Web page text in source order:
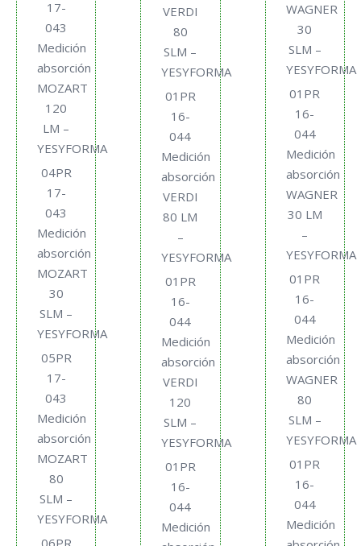
17-
043
Medición
absorción
MOZART
120
LM –
YESYFORMA
04PR
17-
043
Medición
absorción
MOZART
30
SLM –
YESYFORMA
05PR
17-
043
Medición
absorción
MOZART
80
SLM –
YESYFORMA
VERDI
80
SLM –
YESYFORMA
01PR
16-
044
Medición
absorción
VERDI
80 LM
–
YESYFORMA
01PR
16-
044
Medición
absorción
VERDI
120
SLM –
YESYFORMA
01PR
16-
044
Medición
WAGNER
30
SLM –
YESYFORMA
01PR
16-
044
Medición
absorción
WAGNER
30 LM
–
YESYFORMA
01PR
16-
044
Medición
absorción
WAGNER
80
SLM –
YESYFORMA
01PR
16-
044
Medición